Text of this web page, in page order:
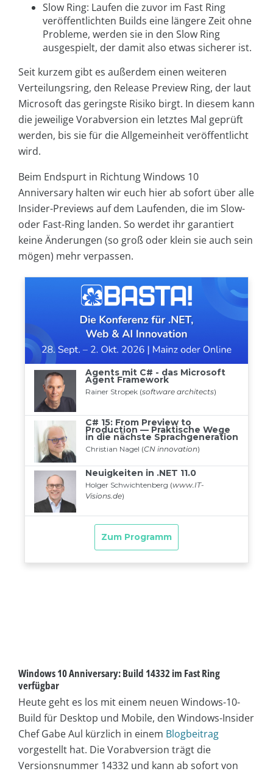
Slow Ring: Laufen die zuvor im Fast Ring
veröffentlichten Builds eine längere Zeit ohne
Probleme, werden sie in den Slow Ring
ausgespielt, der damit also etwas sicherer ist.
Seit kurzem gibt es außerdem einen weiteren
Verteilungsring, den Release Preview Ring, der laut
Microsoft das geringste Risiko birgt. In diesem kann
die jeweilige Vorabversion ein letztes Mal geprüft
werden, bis sie für die Allgemeinheit veröffentlicht
wird.
Beim Endspurt in Richtung Windows 10
Anniversary halten wir euch hier ab sofort über alle
Insider-Previews auf dem Laufenden, die im Slow-
oder Fast-Ring landen. So werdet ihr garantiert
keine Änderungen (so groß oder klein sie auch sein
mögen) mehr verpassen.
Windows 10 Anniversary: Build 14332 im Fast Ring
verfügbar
Heute geht es los mit einem neuen Windows-10-
Build für Desktop und Mobile, den Windows-Insider
Chef Gabe Aul kürzlich in einem Blogbeitrag
vorgestellt hat. Die Vorabversion trägt die
Versionsnummer 14332 und kann ab sofort von